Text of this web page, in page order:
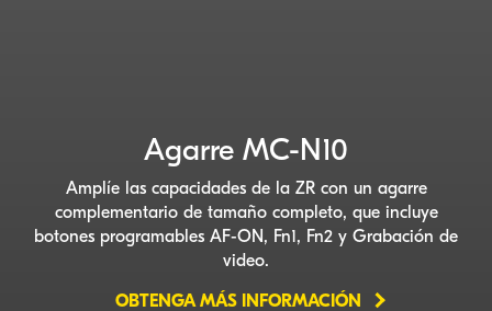
Agarre MC-N10
Amplíe las capacidades de la ZR con un agarre
complementario de tamaño completo, que incluye
botones programables AF-ON, Fn1, Fn2 y Grabación de
video.
OBTENGA MÁS INFORMACIÓN